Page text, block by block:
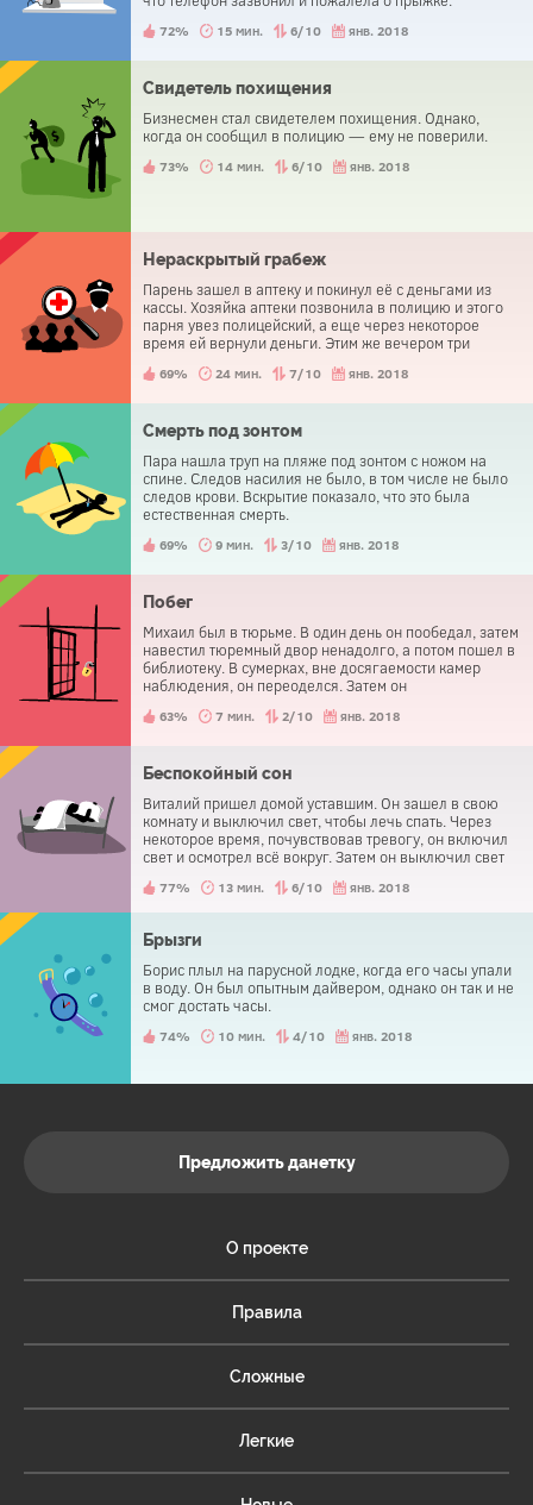
72% 15 мин. 6/10 янв. 2018
Свидетель похищения
Бизнесмен стал свидетелем похищения. Однако,
когда он сообщил в полицию — ему не поверили.
73% 14 мин. 6/10 янв. 2018
Нераскрытый грабеж
Парень зашел в аптеку и покинул её с деньгами из
кассы. Хозяйка аптеки позвонила в полицию и этого
парня увез полицейский, а еще через некоторое
время ей вернули деньги. Этим же вечером три
о краже.
69% 24 мин. 7/10 янв. 2018
Смерть под зонтом
Пара нашла труп на пляже под зонтом с ножом на
спине. Следов насилия не было, в том числе не было
следов крови. Вскрытие показало, что это была
естественная смерть.
69% 9 мин. 3/10 янв. 2018
Побег
Михаил был в тюрьме. В один день он пообедал, затем
навестил тюремный двор ненадолго, а потом пошел в
библиотеку. В сумерках, вне досягаемости камер
наблюдения, он переоделся. Затем он
получилось?
63% 7 мин. 2/10 янв. 2018
Беспокойный сон
Виталий пришел домой уставшим. Он зашел в свою
комнату и выключил свет, чтобы лечь спать. Через
некоторое время, почувствовав тревогу, он включил
свет и осмотрел всё вокруг. Затем он выключил свет
раз, прежде чем он посмотрел под свою кровать и
обнаружил там труп.
77% 13 мин. 6/10 янв. 2018
Брызги
Борис плыл на парусной лодке, когда его часы упали
в воду. Он был опытным дайвером, однако он так и не
смог достать часы.
74% 10 мин. 4/10 янв. 2018
Предложить данетку
О проекте
Правила
Сложные
Легкие